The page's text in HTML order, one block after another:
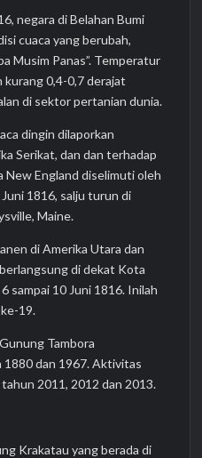
negara di Belahan Bumi
cuaca yang berubah,
Musim Panas”. Temperatur
kurang 0,4-0,7 derajat
di sektor pertanian dunia.
dingin dilaporkan
Serikat, dan dan terhadap
New England diselimuti oleh
1816, salju turun di
Maine.
di Amerika Utara dan
di dekat Kota
sampai 10 Juni 1816. Inilah
19.
Tambora
dan 1967. Aktivitas
2011, 2012 dan 2013.
Krakatau yang berada di